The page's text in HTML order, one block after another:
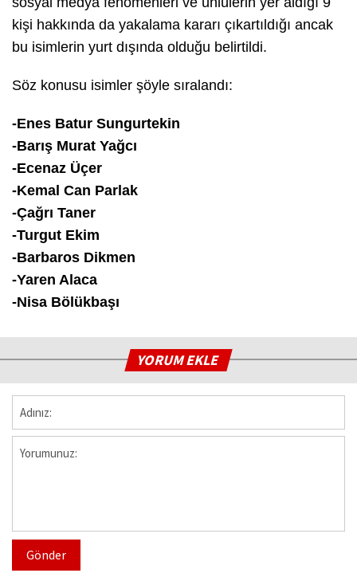
kişi hakkında da yakalama kararı çıkartıldığı ancak
bu isimlerin yurt dışında olduğu belirtildi.
Söz konusu isimler şöyle sıralandı:
-Enes Batur Sungurtekin
-Barış Murat Yağcı
-Ecenaz Üçer
-Kemal Can Parlak
-Çağrı Taner
-Turgut Ekim
-Barbaros Dikmen
-Yaren Alaca
-Nisa Bölükbaşı
YORUM EKLE
Gönder